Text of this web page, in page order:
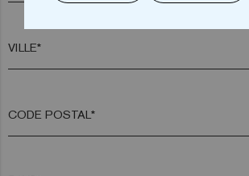
VILLE*
CODE POSTAL*